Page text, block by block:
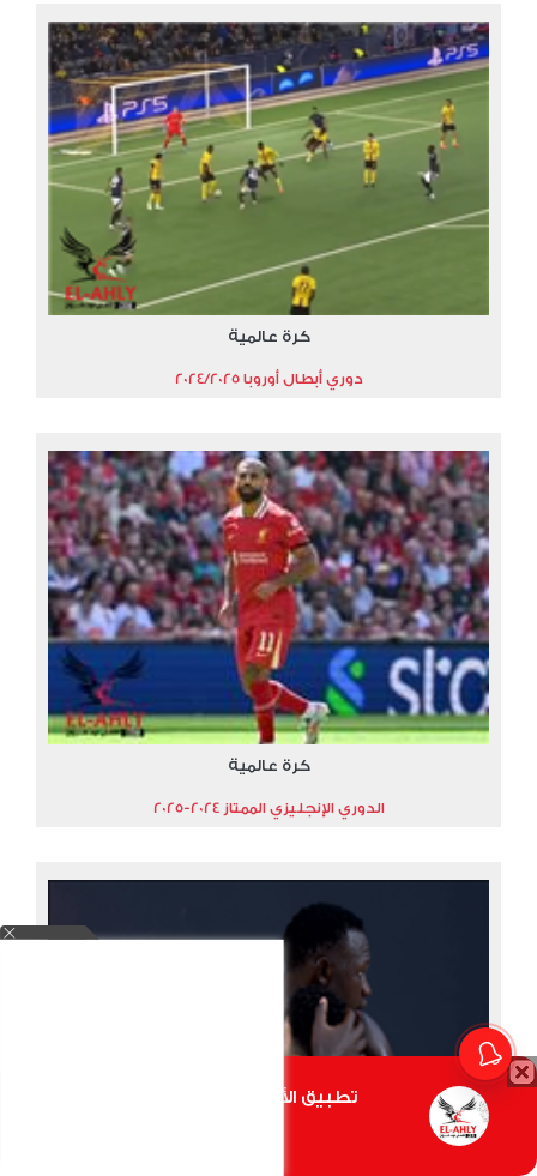
كرة عالمية
دوري أبطال أوروبا 2024/2025
كرة عالمية
الدوري الإنجليزي الممتاز 2024-2025
تطبيق الأهلي.كوم متاح الأن